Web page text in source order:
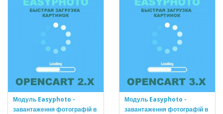
Модуль Easyphoto -
завантаження фотографій в
Модуль Easyphoto -
завантаження фотографій в